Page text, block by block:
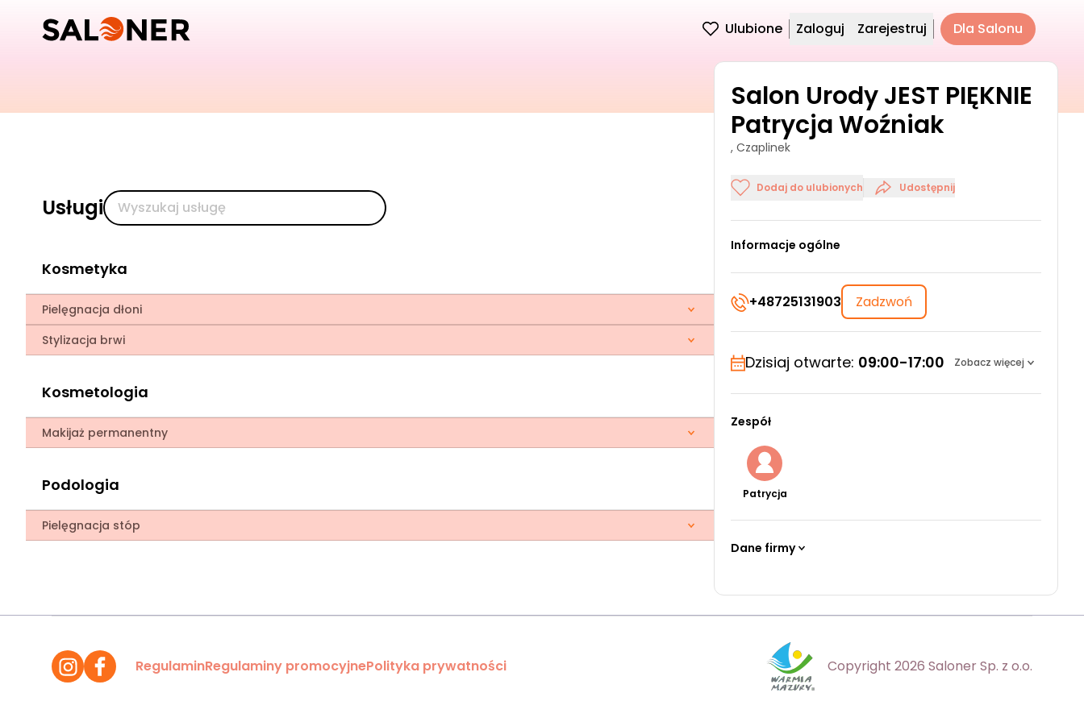
Ulubione Zaloguj Zarejestruj Dla Salonu
Usługi
Kosmetyka
Pielęgnacja dłoni
Stylizacja brwi
Kosmetologia
Makijaż permanentny
Podologia
Pielęgnacja stóp
Salon Urody JEST PIĘKNIE
Patrycja Woźniak
, Czaplinek
Dodaj do ulubionych Udostępnij
Informacje ogólne
+48725131903 Zadzwoń
Dzisiaj otwarte: 09:00-17:00 Zobacz więcej
Zespół
Patrycja
Dane firmy
RegulaminRegulaminy promocyjnePolityka prywatności Copyright 2026 Saloner Sp. z o.o.